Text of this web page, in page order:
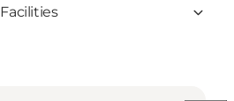
Facilities